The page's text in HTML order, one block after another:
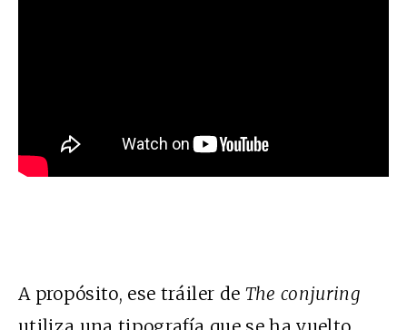
A propósito, ese tráiler de The conjuring